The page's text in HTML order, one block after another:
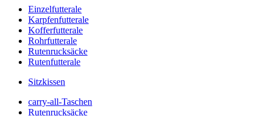
Einzelfutterale
Karpfenfutterale
Kofferfutterale
Rohrfutterale
Rutenrucksäcke
Rutenfutterale
Sitzkissen
carry-all-Taschen
Rutenrucksäcke